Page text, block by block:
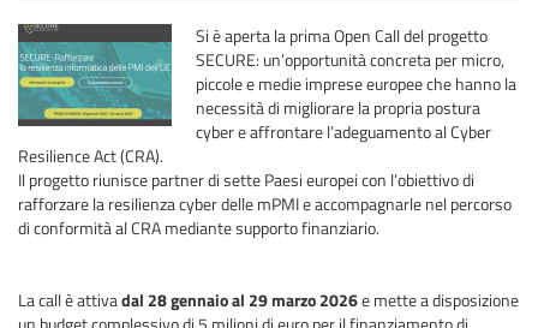
Si è aperta la prima Open Call del progetto
SECURE: un’opportunità concreta per micro,
piccole e medie imprese europee che hanno la
necessità di migliorare la propria postura
cyber e affrontare l’adeguamento al Cyber
Resilience Act (CRA).
Il progetto riunisce partner di sette Paesi europei con l’obiettivo di
rafforzare la resilienza cyber delle mPMI e accompagnarle nel percorso
di conformità al CRA mediante supporto finanziario.
La call è attivadal 28 gennaio al 29 marzo 2026e mette a disposizione